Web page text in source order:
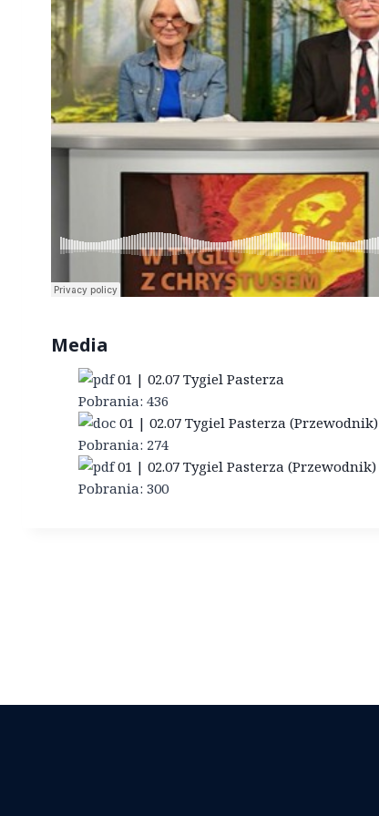
Media
01 | 02.07 Tygiel Pasterza
Pobrania: 436
01 | 02.07 Tygiel Pasterza (Przewodnik)
Pobrania: 274
01 | 02.07 Tygiel Pasterza (Przewodnik)
Pobrania: 300